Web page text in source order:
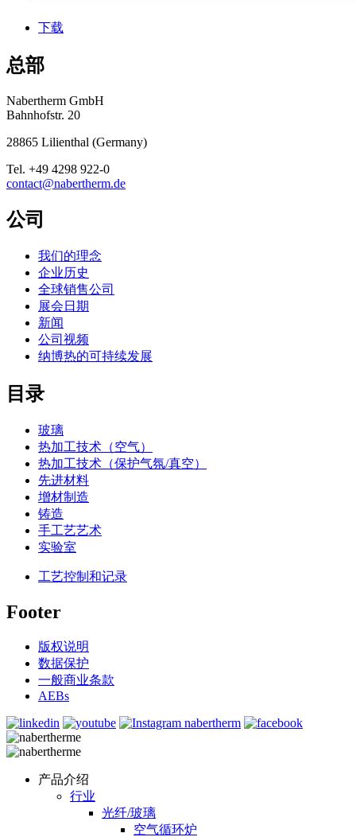
下载
总部
Nabertherm GmbH
Bahnhofstr. 20
28865 Lilienthal (Germany)
Tel. +49 4298 922-0
contact@nabertherm.de
公司
我们的理念
企业历史
全球销售公司
展会日期
新闻
公司视频
纳博热的可持续发展
目录
玻璃
热加工技术（空气）
热加工技术（保护气氛/真空）
先进材料
增材制造
铸造
手工艺艺术
实验室
工艺控制和记录
Footer
版权说明
数据保护
一般商业条款
AEBs
产品介绍
行业
光纤/玻璃
空气循环炉